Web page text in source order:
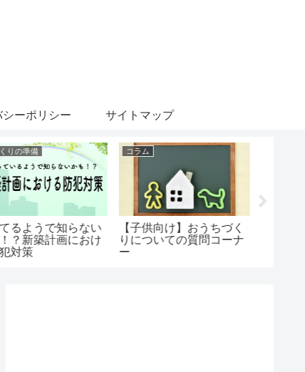
シーポリシー サイトマップ
りの準備
るようで知らない
？新築計画におけ
対策
コラム
【子供向け】おうちづく
りについての質問コーナ
ー